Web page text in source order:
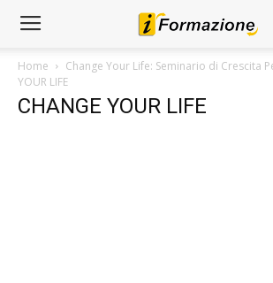
Home Change Your Life: Seminario di Crescita
YOUR LIFE
CHANGE YOUR LIFE